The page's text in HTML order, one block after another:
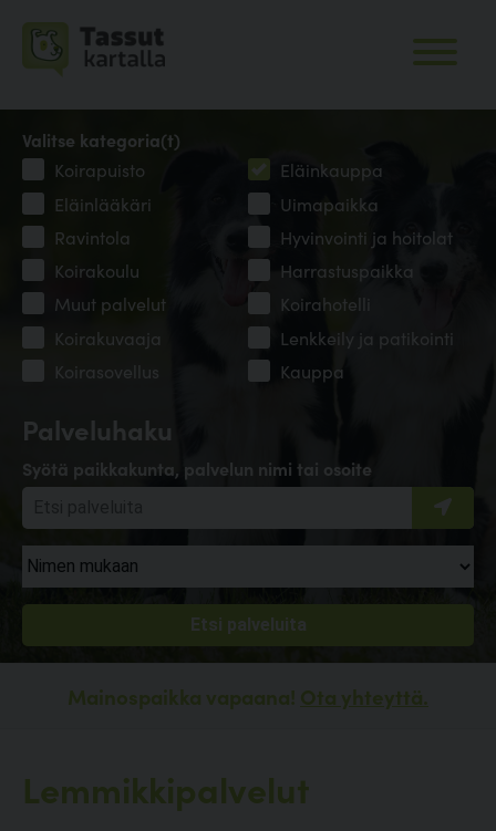
Palveluhaku
Syötä paikkakunta, palvelun nimi tai osoite
Valitse kategoria(t)
Koirapuisto
Eläinkauppa
Eläinlääkäri
Uimapaikka
Ravintola
Hyvinvointi ja hoitolat
Koirakoulu
Harrastuspaikka
Muut palvelut
Koirahotelli
Koirakuvaaja
Lenkkeily ja patikointi
Koirasovellus
Kauppa
Mainospaikka vapaana! Ota yhteyttä.
Lemmikkipalvelut